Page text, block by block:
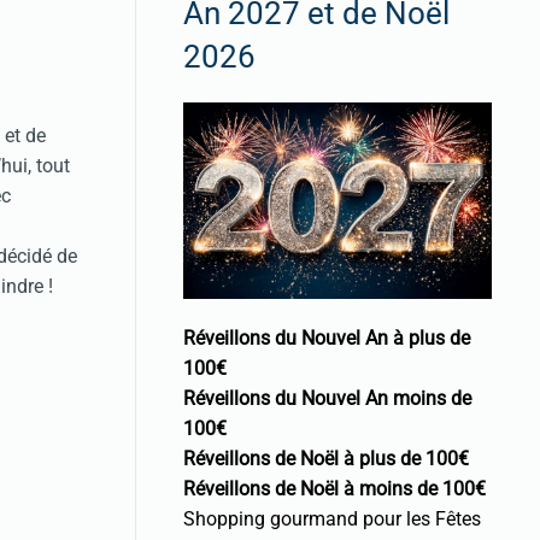
de
tout
de
!
An 2027 et de Noël
2026
Réveillons du Nouvel An à plus de
100€
Réveillons du Nouvel An moins de
100€
Réveillons de Noël à plus de 100€
Réveillons de Noël à moins de 100€
Shopping gourmand pour les Fêtes